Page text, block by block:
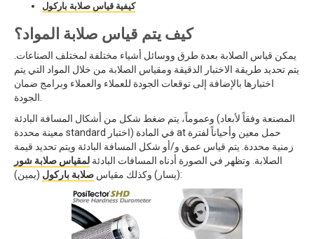
كيفية قياس صلابة باركول
كيف يتم قياس صلابة المواد؟
يمكن قياس الصلابة بعدة طرق ووسائل أشياء مختلفة لمختلف الصناعات.
يتم تحديد طريقة الاختبار الدقيقة ومقياس الصلابة من خلال المواد التي يتم
اختبارها بالإضافة إلى توقعات الجودة للعملاء والعملاء وبرامج ضمان
وعموماً، يتم ضغط شكل من أشكال المسافة البادئة (المصنعة وفقاً لأبعاد
معينة محددة standard اختبار) في المادة at حمل معين وأحياناً لفترة
زمنية محددة. يتم قياس عمق و/أو شكل المسافة البادئة ويتم تحديد قيمة
الصلابة. وتظهر في الصورة أدناه المسافات البادئة لمقياس صلابة شور
(يسار) وكذلك مقياس صلابة باركول (يمين):